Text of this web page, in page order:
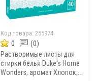
Код товара:255974
0 (0)
Растворимые листы для
стирки белья Duke's Home
Wonders, аромат Хлопок,